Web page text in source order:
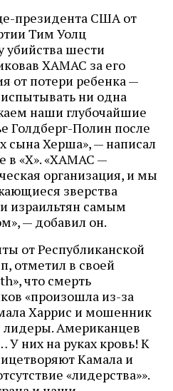
президента США от
Тим Уолц
убийства шести
ХАМАС за его
от потери ребенка —
ни одна
наши глубочайшие
Голдберг-Полин после
сына Херша», — написал
в «Х». «ХАМАС —
организация, и мы
зверства
израильтян самым
— добавил он.
от Республиканской
отметил в своей
что смерть
«произошла из-за
Харрис и мошенник
Американцев
У них на руках кровь! К
Камала и
«лидерства»».